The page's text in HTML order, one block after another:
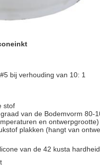
bij verhouding van 10: 1
stof
van de Bodemvorm 80-
en
plakken (hangt van
van de 42 kusta hardheid